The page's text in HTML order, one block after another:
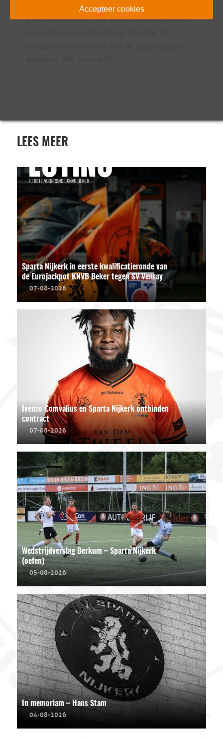
strijden om de prijzen. Een opmerkelijke
prestatie van het in de 4e klasse debuterende
LEES MEER
Sparta Nijkerk in eerste kwalificatieronde van
de Eurojackpot KNVB Beker tegen SV Venray
07-08-2026
Ivenzo Comvalius en Sparta Nijkerk ontbinden
contract
07-08-2026
Wedstrijdverslag Berkum – Sparta Nijkerk
(oefen)
05-08-2026
In memoriam – Hans Stam
04-08-2026
Accepteer cookies